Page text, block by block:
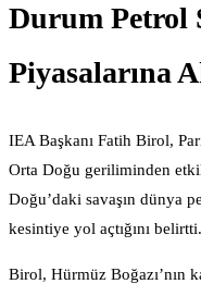
Durum Petrol
Piyasalarına
IEA Başkanı Fatih Birol,
Orta Doğu geriliminden
Doğu’daki savaşın dünya
kesintiye yol açtığını belirtti.
Birol, Hürmüz Boğazı’nın